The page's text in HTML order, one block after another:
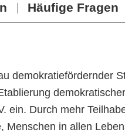
Häufige Fragen
demokratiefördernder
ein. Durch mehr
Menschen in allen